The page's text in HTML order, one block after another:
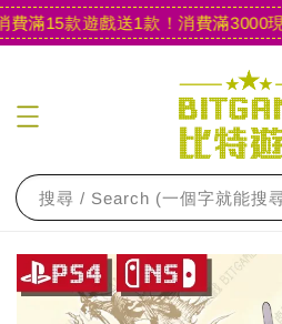
滿15款遊戲送1款！消費滿3000現
搜尋 / Search (一個字就能搜